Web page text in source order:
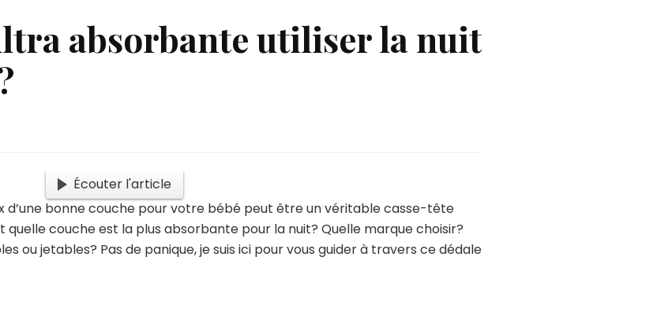
absorbante utiliser la nuit
Écouter l'article
d’une bonne couche pour votre bébé peut être un véritable casse-tête
quelle couche est la plus absorbante pour la nuit? Quelle marque choisir?
ou jetables? Pas de panique, je suis ici pour vous guider à travers ce dédale